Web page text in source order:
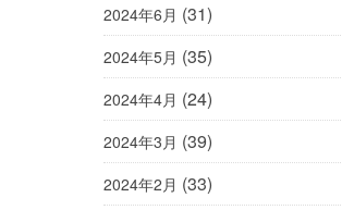
2024年6月 (31)
2024年5月 (35)
2024年4月 (24)
2024年3月 (39)
2024年2月 (33)